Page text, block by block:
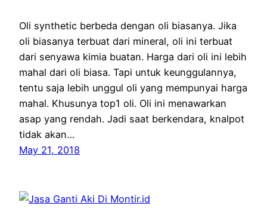
Oli synthetic berbeda dengan oli biasanya. Jika
oli biasanya terbuat dari mineral, oli ini terbuat
dari senyawa kimia buatan. Harga dari oli ini lebih
mahal dari oli biasa. Tapi untuk keunggulannya,
tentu saja lebih unggul oli yang mempunyai harga
mahal. Khusunya top1 oli. Oli ini menawarkan
asap yang rendah. Jadi saat berkendara, knalpot
tidak akan…
May 21, 2018